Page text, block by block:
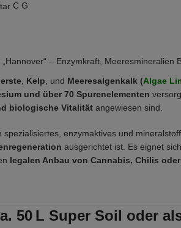
C G
Kelp , und Meeresalgenkalk (Algae
und über 70 Spurenelementen
biologische Vitalität angewiesen sind.
spezialisiertes, enzymaktives und
ausgerichtet ist. Es eignet
legalen Anbau von Cannabis, Chilis
50 L Super Soil oder